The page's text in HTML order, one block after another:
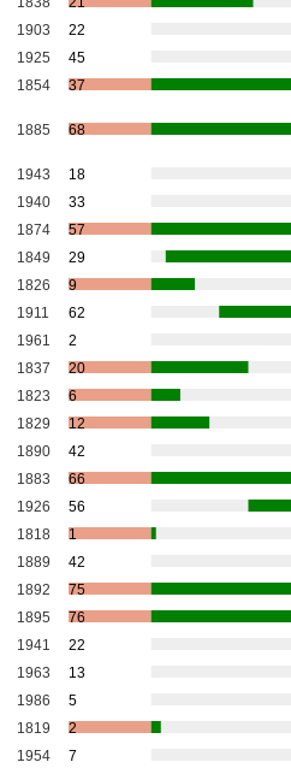
1903
22
1925
45
1854 37
1885 68
1943
18
1940
33
1874
57
1849
29
1826
9
1911
62
1961
2
1837
20
1823
6
1829
12
1890
42
1883
66
1926
56
1818
1
1889
42
1892
75
1895
76
1941
22
1963
13
1986
5
1819
2
1954
7